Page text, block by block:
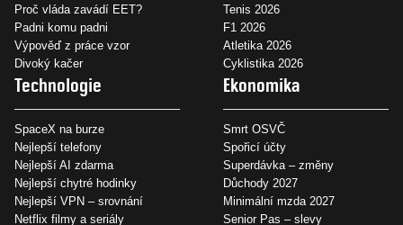
Proč vláda zavádí EET?
Padni komu padni
Výpověď z práce vzor
Divoký kačer
Tenis 2026
F1 2026
Atletika 2026
Cyklistika 2026
Technologie
SpaceX na burze
Nejlepší telefony
Nejlepší AI zdarma
Nejlepší chytré hodinky
Nejlepší VPN – srovnání
Netflix filmy a seriály
Ekonomika
Smrt OSVČ
Spořicí účty
Superdávka – změny
Důchody 2027
Minimální mzda 2027
Senior Pas – slevy